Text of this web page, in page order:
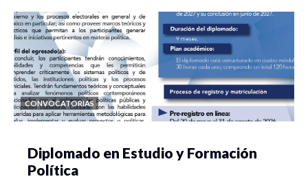
CONVOCATORIAS
Diplomado en Estudio y Formación
Política